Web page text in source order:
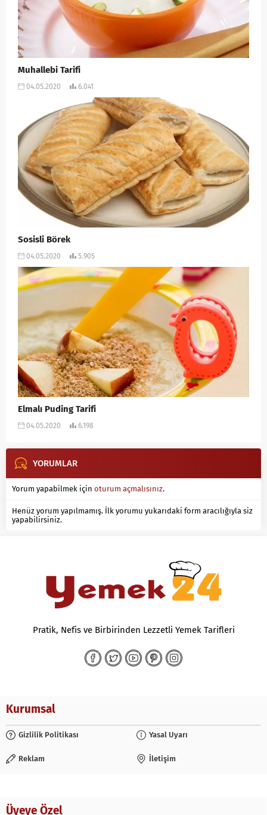
Muhallebi Tarifi
04.05.2020 6.041
Sosisli Börek
04.05.2020 5.905
Elmalı Puding Tarifi
04.05.2020 6.198
YORUMLAR
Yorum yapabilmek için oturum açmalısınız.
Henüz yorum yapılmamış. İlk yorumu yukarıdaki form aracılığıyla siz
yapabilirsiniz.
Pratik, Nefis ve Birbirinden Lezzetli Yemek Tarifleri
Kurumsal
Gizlilik Politikası Yasal Uyarı
Reklam İletişim
Üyeye Özel